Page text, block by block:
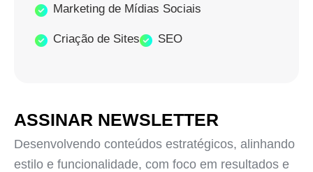
Marketing de Mídias Sociais
Criação de Sites SEO
ASSINAR NEWSLETTER
Desenvolvendo conteúdos estratégicos, alinhando
estilo e funcionalidade, com foco em resultados e